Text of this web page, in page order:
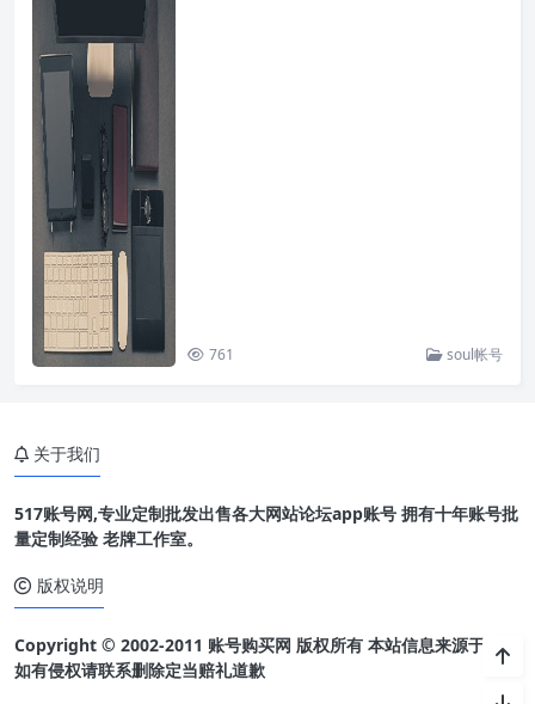
761 soul帐号
关于我们
517账号网,专业定制批发出售各大网站论坛app账号 拥有十年账号批
量定制经验 老牌工作室。
版权说明
Copyright © 2002-2011 账号购买网 版权所有 本站信息来源于网络
如有侵权请联系删除定当赔礼道歉